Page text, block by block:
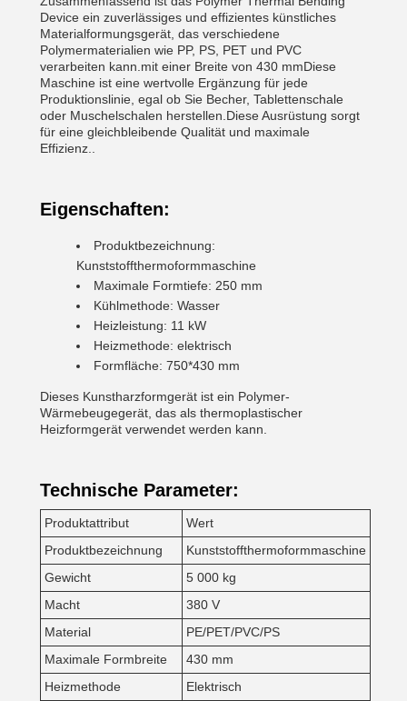
Device ein zuverlässiges und effizientes künstliches
Materialformungsgerät, das verschiedene
Polymermaterialien wie PP, PS, PET und PVC
verarbeiten kann.mit einer Breite von 430 mmDiese
Maschine ist eine wertvolle Ergänzung für jede
Produktionslinie, egal ob Sie Becher, Tablettenschale
oder Muschelschalen herstellen.Diese Ausrüstung sorgt
für eine gleichbleibende Qualität und maximale
Effizienz..
Eigenschaften:
Produktbezeichnung:
Kunststoffthermoformmaschine
Maximale Formtiefe: 250 mm
Kühlmethode: Wasser
Heizleistung: 11 kW
Heizmethode: elektrisch
Formfläche: 750*430 mm
Dieses Kunstharzformgerät ist ein Polymer-
Wärmebeugegerät, das als thermoplastischer
Heizformgerät verwendet werden kann.
Technische Parameter:
Produktattribut
Wert
Produktbezeichnung
Kunststoffthermoformmaschine
Gewicht
5 000 kg
Macht
380 V
Material
PE/PET/PVC/PS
Maximale Formbreite
430 mm
Heizmethode
Elektrisch